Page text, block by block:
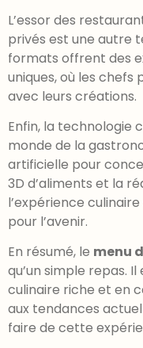
L’essor des
privés est une autre
formats offrent des
uniques, où les
avec leurs créations.
Enfin, la technologie
monde de la
artificielle pour
3D d’aliments et la
l’expérience
pour l’avenir.
En résumé, le menu
qu’un simple repas.
culinaire riche et en
aux tendances
faire de cette